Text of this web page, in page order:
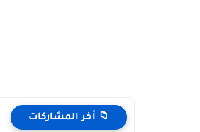
📁 أخر المشاركات